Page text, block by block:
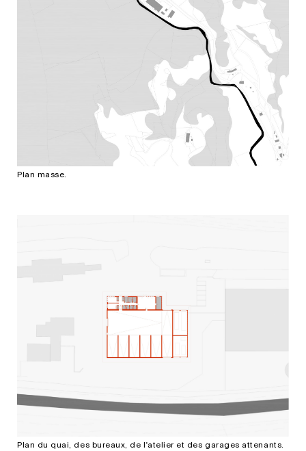
Plan masse.
Plan du quai, des bureaux, de l'atelier et des garages attenants.